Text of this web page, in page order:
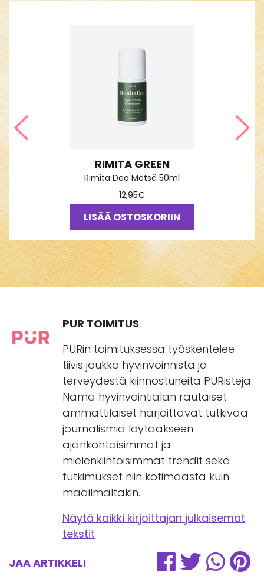
RIMITA GREEN
Rimita Deo Metsä 50ml
12,95€
LISÄÄ OSTOSKORIIN
Edellinen
PUR TOIMITUS
PURin toimituksessa työskentelee
tiivis joukko hyvinvoinnista ja
terveydestä kiinnostuneita PURisteja.
Nämä hyvinvointialan rautaiset
ammattilaiset harjoittavat tutkivaa
journalismia löytääkseen
ajankohtaisimmat ja
mielenkiintoisimmat trendit sekä
tutkimukset niin kotimaasta kuin
maailmaltakin.
Näytä kaikki kirjoittajan julkaisemat
tekstit
JAA ARTIKKELI